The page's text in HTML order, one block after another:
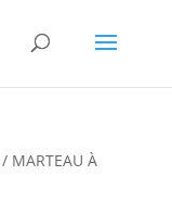
/ MARTEAU À